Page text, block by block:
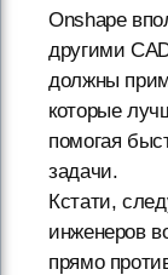
Onshape
другими
должны
которые
помогая
задачи.
Кстати,
инженеров
прямо